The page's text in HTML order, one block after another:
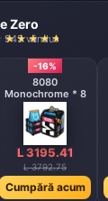
Zero
945 vândut
-16%
8080
Monochrome * 8
L 3195.41
L 3792.75
Cumpără acum